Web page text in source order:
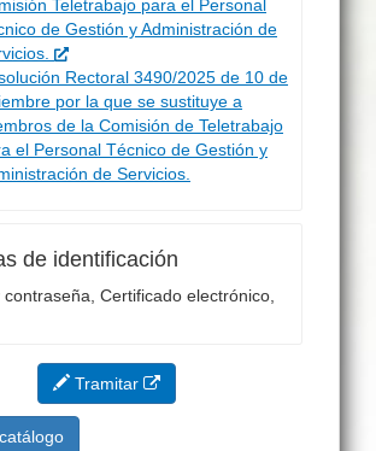
Teletrabajo para el Personal
de Gestión y Administración de
Rectoral 3490/2025 de 10 de
por la que se sustituye a
de la Comisión de Teletrabajo
el Personal Técnico de Gestión y
de Servicios.
de identificación
contraseña, Certificado electrónico,
Tramitar